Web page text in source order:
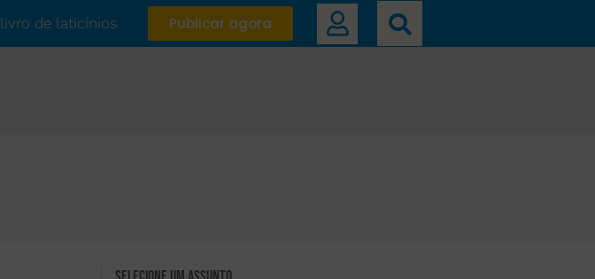
livro de laticínios Publicar agora